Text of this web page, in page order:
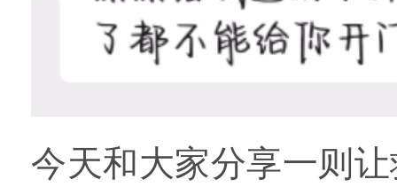
今天和大家分享一则